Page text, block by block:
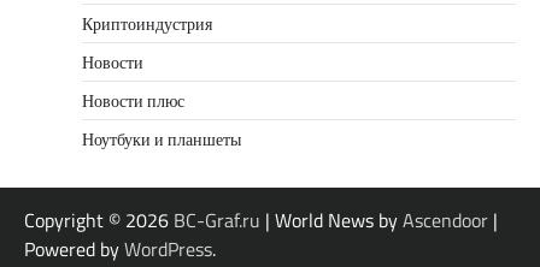
Криптоиндустрия
Новости
Новости плюс
Ноутбуки и планшеты
Copyright © 2026 BC-Graf.ru | World News byAscendoor |
Powered byWordPress.